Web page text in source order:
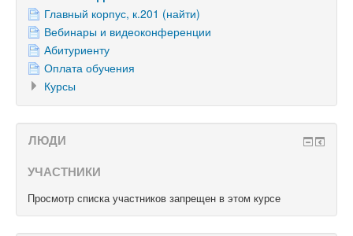
Главный корпус, к.201 (найти)
Вебинары и видеоконференции
Абитуриенту
Оплата обучения
Курсы
ЛЮДИ
УЧАСТНИКИ
Просмотр списка участников запрещен в этом курсе